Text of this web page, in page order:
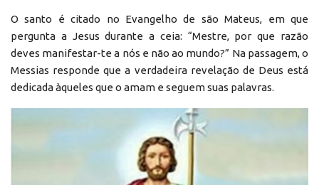
O santo é citado no Evangelho de são Mateus, em que
pergunta a Jesus durante a ceia: “Mestre, por que razão
deves manifestar-te a nós e não ao mundo?” Na passagem, o
Messias responde que a verdadeira revelação de Deus está
dedicada àqueles que o amam e seguem suas palavras.